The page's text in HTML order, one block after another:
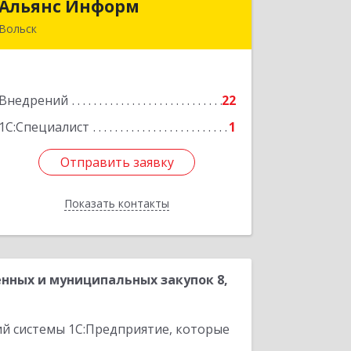
Информ
Вольск
Внедрений
22
1С:Специалист
1
Отправить заявку
Показать контакты
Альянс Информ
Подробнее
Отправить заявку
Назад
и муниципальных закупок 8,
системы 1С:Предприятие, которые